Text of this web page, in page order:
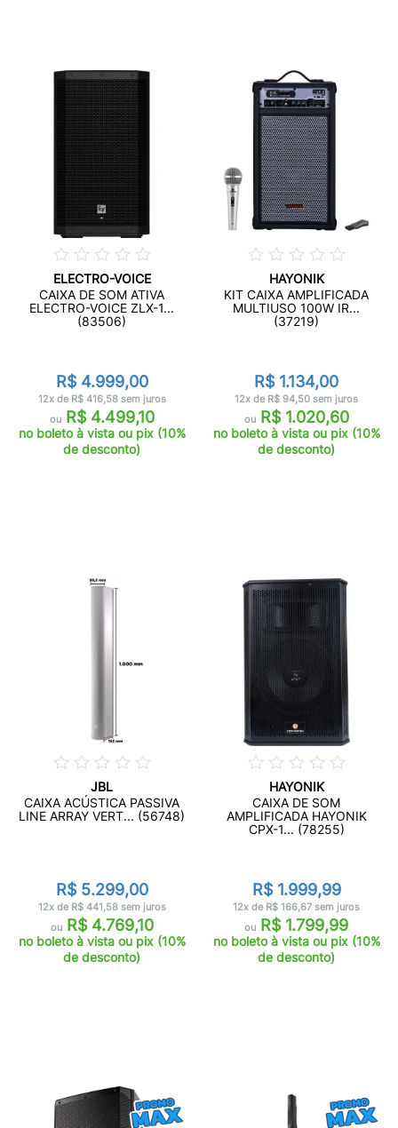
ELECTRO-VOICE
CAIXA DE SOM ATIVA
ELECTRO-VOICE ZLX-1...
(83506)
R$ 4.999,00
12x de R$ 416,58 sem juros
ouR$ 4.499,10
no boleto à vista ou pix (10%
de desconto)
HAYONIK
KIT CAIXA AMPLIFICADA
MULTIUSO 100W IR...
(37219)
R$ 1.134,00
12x de R$ 94,50 sem juros
ouR$ 1.020,60
no boleto à vista ou pix (10%
de desconto)
JBL
CAIXA ACÚSTICA PASSIVA
LINE ARRAY VERT... (56748)
R$ 5.299,00
12x de R$ 441,58 sem juros
ouR$ 4.769,10
no boleto à vista ou pix (10%
de desconto)
HAYONIK
CAIXA DE SOM
AMPLIFICADA HAYONIK
CPX-1... (78255)
R$ 1.999,99
12x de R$ 166,67 sem juros
ou R$ 1.799,99
no boleto à vista ou pix (10%
de desconto)